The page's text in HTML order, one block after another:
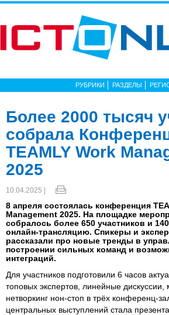
РУБРИКИ РАЗДЕЛЫ
Более 2000 тысяч
собрала
TEAMLY Work
2025
10.04.2025 |
8 апреля состоялась конференция
Management 2025. На площадке
собралось более 650 участников и
онлайн-трансляцию. Спикеры и
рассказали про новые тренды в
построении сильных команд и
интеграций.
Для участников подготовили 6 часов
топовых экспертов, линейные дискуссии,
нетворкинг нон-стоп в трёх конференц-
центральных выступлений стала